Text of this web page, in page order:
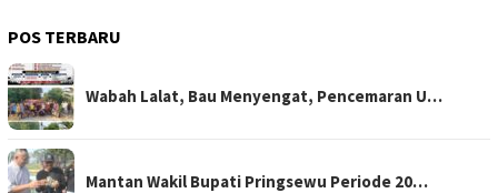
POS TERBARU
Wabah Lalat, Bau Menyengat, Pencemaran U…
Mantan Wakil Bupati Pringsewu Periode 20…